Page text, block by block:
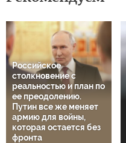
Российское
столкновение с
реальностью и план по
ее преодолению.
Путин все же меняет
армию для войны,
которая остается без
фронта